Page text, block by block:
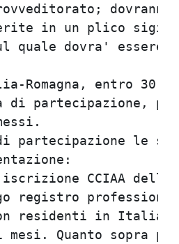
Provveditorato;
in un plico
sul quale dovra'
Romagna,
di
di
iscrizione
registro
non residenti
mesi. Quanto